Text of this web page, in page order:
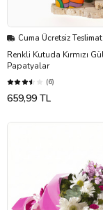
Cuma Ücretsiz Teslimat
Renkli Kutuda Kırmızı
Papatyalar
(6)
659,99 TL